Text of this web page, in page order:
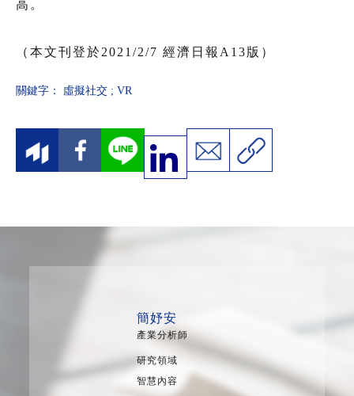
高。
（本文刊登於2021/2/7 經濟日報A13版）
關鍵字： 虛擬社交 ; VR
簡妤安
產業分析師
研究領域
智慧內容